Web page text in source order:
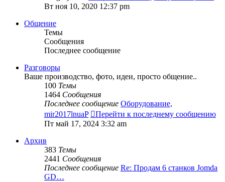
Вт ноя 10, 2020 12:37 pm
Общение
Темы
Сообщения
Последнее сообщение
Разговоры
Ваше производство, фото, идеи, просто общение..
100 Темы
1464 Сообщения
Последнее сообщение Оборудование,
mir2017lnuaP
Перейти к последнему сообщению
Пт май 17, 2024 3:32 am
Архив
383 Темы
2441 Сообщения
Последнее сообщение Re: Продам 6 станков Jomda
GD…